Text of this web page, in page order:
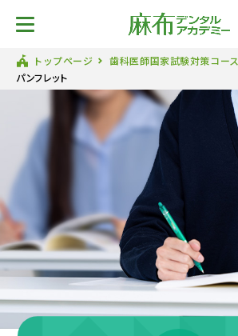
トップページ 歯科医師国家試験対策コース
パンフレット